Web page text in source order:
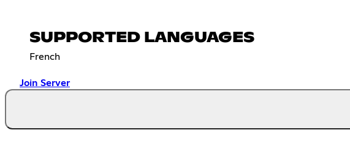
SUPPORTED LANGUAGES
French
Join Server